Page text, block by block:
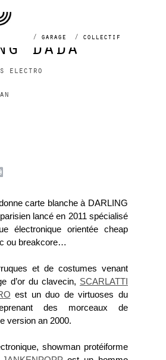
garage
collectif
dada
electro
carte blanche à DARLING
lancé en 2011 spécialisé
électronique orientée cheap
ou breakcore…
et de costumes venant
d’or du clavecin, SCARLATTI
est un duo de virtuoses du
des morceaux de
version an 2000.
showman protéiforme